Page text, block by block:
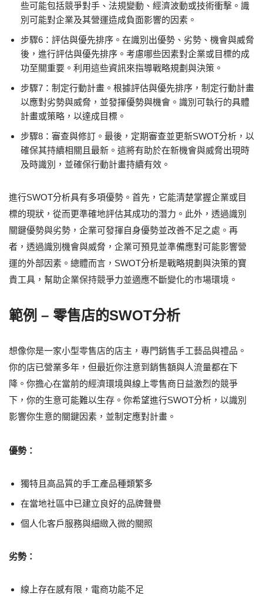
些可能包括競爭對手、法規變動、經濟波動或技術衝擊。識
別可能對企業及其營運造成負面影響的因素。
步驟6：評估與優先排序。在識別出優勢、劣勢、機會與威脅
後，進行評估與優先排序。考慮哪些因素對企業或目標的成
功至關重要。利用這些資訊來指導戰略規劃與決策。
步驟7：制定行動計畫。根據評估與優先排序，制定行動計畫
以應對劣勢與威脅，並發揮優勢與機會。識別可執行的具體
計畫或策略，以達成目標。
步驟8：審查與修訂。最後，定期審查並更新SWOT分析，以
確保其持續相關且最新。這將有助於在新機會與威脅出現時
及時識別，並確保行動計畫持續有效。
進行SWOT分析具有多項優勢。首先，它能清楚掌握企業或目
標的現狀，從而更準確地評估其成功的潛力。此外，透過識別
關鍵優勢與劣勢，企業可發揮自身優勢並改善不足之處。再
者，透過識別機會與威脅，企業可預見並準備應對可能影響營
運的外部因素。總體而言，SWOT分析是戰略規劃與決策的寶
貴工具，幫助企業保持競爭力並適應不斷變化的市場環境。
範例 – 零售店的SWOT分析
想像你是一家小型零售店的店主，專門銷售手工藝品與禮品。
你的店已營業多年，但最近你注意到銷售額與人流量都在下
降。你擔心在當前的經濟環境與線上零售商日益激烈的競爭
下，你的生意可能難以生存。你希望進行SWOT分析，以識別
影響你生意的關鍵因素，並制定應對計畫。
優勢：
獨特且高品質的手工產品種類繁多
在當地社區中已建立良好的品牌聲譽
個人化客戶服務與細緻入微的關照
劣勢：
線上存在感有限，電商功能不足